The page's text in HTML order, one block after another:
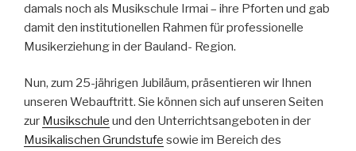
damals noch als Musikschule Irmai – ihre Pforten und gab
damit den institutionellen Rahmen für professionelle
Musikerziehung in der Bauland- Region.
Nun, zum 25-jährigen Jubiläum, präsentieren wir Ihnen
unseren Webauftritt. Sie können sich auf unseren Seiten
zur Musikschule und den Unterrichtsangeboten in der
Musikalischen Grundstufe sowie im Bereich des